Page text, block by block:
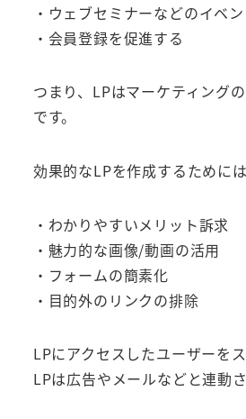
・ウェブセミナーなどのイベ
・会員登録を促進する
つまり、LPはマーケティング
です。
効果的なLPを作成するために
・わかりやすいメリット訴求
・魅力的な画像/動画の活用
・フォームの簡素化
・目的外のリンクの排除
LPにアクセスしたユーザーを
LPは広告やメールなどと連動